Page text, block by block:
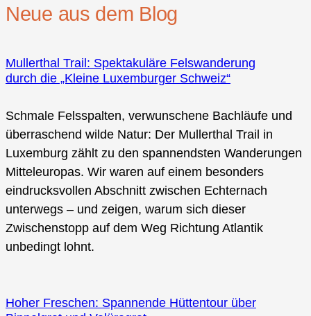
Neue aus dem Blog
Mullerthal Trail: Spektakuläre Felswanderung
durch die „Kleine Luxemburger Schweiz“
Schmale Felsspalten, verwunschene Bachläufe und
überraschend wilde Natur: Der Mullerthal Trail in
Luxemburg zählt zu den spannendsten Wanderungen
Mitteleuropas. Wir waren auf einem besonders
eindrucksvollen Abschnitt zwischen Echternach
unterwegs – und zeigen, warum sich dieser
Zwischenstopp auf dem Weg Richtung Atlantik
unbedingt lohnt.
Hoher Freschen: Spannende Hüttentour über